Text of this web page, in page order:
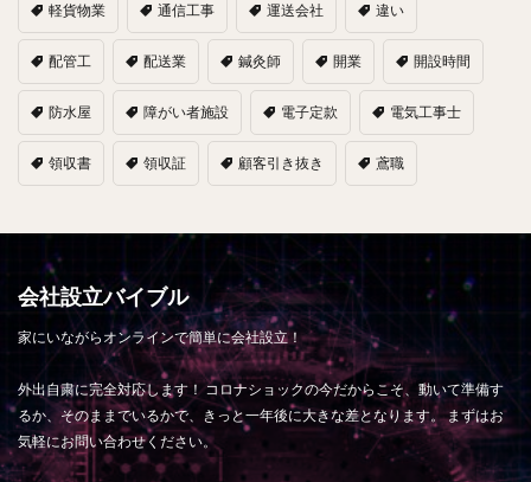
軽貨物業 通信工事 運送会社 違い
配管工 配送業 鍼灸師 開業 開設時間
防水屋 障がい者施設 電子定款 電気工事士
領収書 領収証 顧客引き抜き 鳶職
会社設立バイブル
家にいながらオンラインで簡単に会社設立！
外出自粛に完全対応します！ コロナショックの今だからこそ、動いて準備す
るか、そのままでいるかで、きっと一年後に大きな差となります。 まずはお
気軽にお問い合わせください。